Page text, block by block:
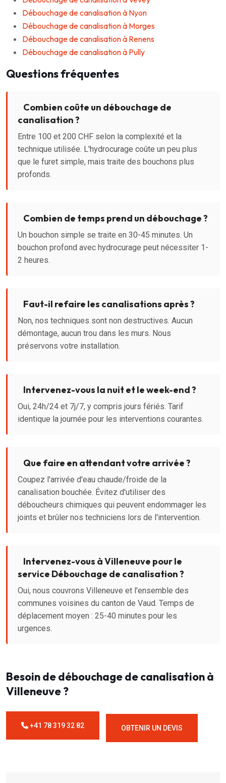
Débouchage de canalisation à Nyon
Débouchage de canalisation à Morges
Débouchage de canalisation à Renens
Débouchage de canalisation à Pully
Questions fréquentes
Combien coûte un débouchage de
canalisation ?
Entre 100 et 200 CHF selon la complexité et la
technique utilisée. L'hydrocurage coûte un peu plus
que le furet simple, mais traite des bouchons plus
profonds.
Combien de temps prend un débouchage ?
Un bouchon simple se traite en 30-45 minutes. Un
bouchon profond avec hydrocurage peut nécessiter 1-
2 heures.
Faut-il refaire les canalisations après ?
Non, nos techniques sont non destructives. Aucun
démontage, aucun trou dans les murs. Nous
préservons votre installation.
Intervenez-vous la nuit et le week-end ?
Oui, 24h/24 et 7j/7, y compris jours fériés. Tarif
identique la journée pour les interventions courantes.
Que faire en attendant votre arrivée ?
Coupez l'arrivée d'eau chaude/froide de la
canalisation bouchée. Évitez d'utiliser des
déboucheurs chimiques qui peuvent endommager les
joints et brûler nos techniciens lors de l'intervention.
Intervenez-vous à Villeneuve pour le
service Débouchage de canalisation ?
Oui, nous couvrons Villeneuve et l'ensemble des
communes voisines du canton de Vaud. Temps de
déplacement moyen : 25-40 minutes pour les
urgences.
Besoin de débouchage de canalisation à
Villeneuve ?
+41 78 319 32 82 OBTENIR UN DEVIS